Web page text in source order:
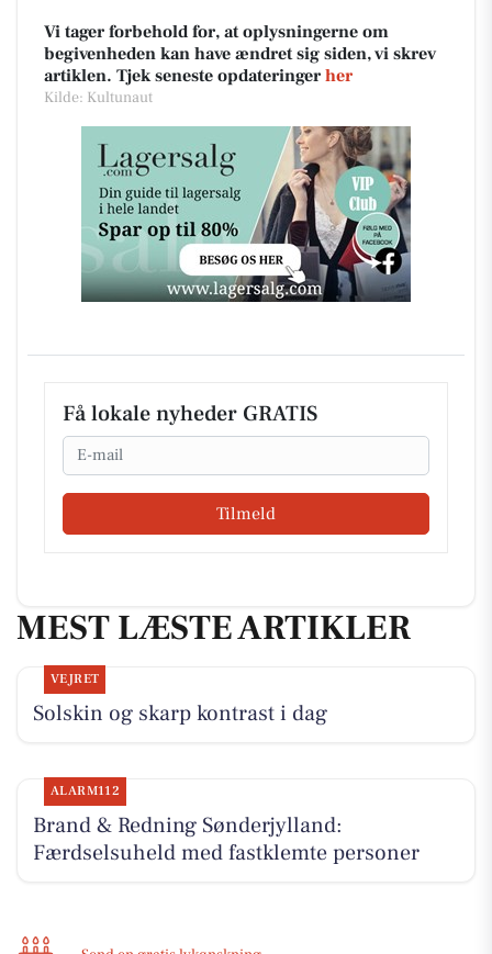
Vi tager forbehold for, at oplysningerne om
begivenheden kan have ændret sig siden, vi skrev
artiklen. Tjek seneste opdateringer her
Kilde: Kultunaut
Få lokale nyheder GRATIS
Email
Tilmeld
MEST LÆSTE ARTIKLER
VEJRET
Solskin og skarp kontrast i dag
ALARM112
Brand & Redning Sønderjylland:
Færdselsuheld med fastklemte personer